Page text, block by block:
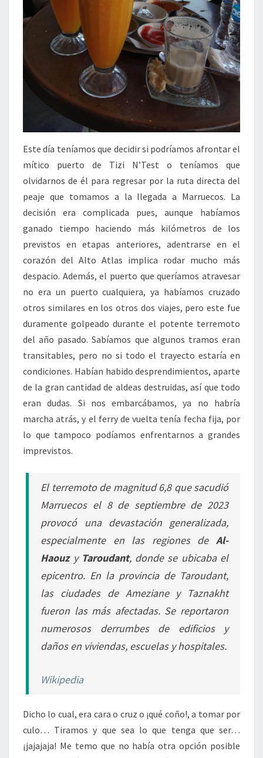
Este día teníamos que decidir si podríamos afrontar el
mítico puerto de Tizi N’Test o teníamos que
olvidarnos de él para regresar por la ruta directa del
peaje que tomamos a la llegada a Marruecos. La
decisión era complicada pues, aunque habíamos
ganado tiempo haciendo más kilómetros de los
previstos en etapas anteriores, adentrarse en el
corazón del Alto Atlas implica rodar mucho más
despacio. Además, el puerto que queríamos atravesar
no era un puerto cualquiera, ya habíamos cruzado
otros similares en los otros dos viajes, pero este fue
duramente golpeado durante el potente terremoto
del año pasado. Sabíamos que algunos tramos eran
transitables, pero no si todo el trayecto estaría en
condiciones. Habían habido desprendimientos, aparte
de la gran cantidad de aldeas destruidas, así que todo
eran dudas. Si nos embarcábamos, ya no habría
marcha atrás, y el ferry de vuelta tenía fecha fija, por
lo que tampoco podíamos enfrentarnos a grandes
imprevistos.
El terremoto de magnitud 6,8 que sacudió
Marruecos el 8 de septiembre de 2023
provocó una devastación generalizada,
especialmente en las regiones de Al-
Haouzy Taroudant, donde se ubicaba el
epicentro. En la provincia de Taroudant,
las ciudades de Ameziane y Taznakht
fueron las más afectadas. Se reportaron
numerosos derrumbes de edificios y
daños en viviendas, escuelas y hospitales.
Wikipedia
Dicho lo cual, era cara o cruz o ¡qué coño!, a tomar por
culo… Tiramos y que sea lo que tenga que ser…
¡jajajaja! Me temo que no había otra opción posible